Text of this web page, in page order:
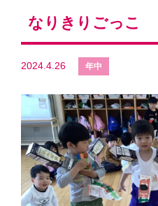
なりきりごっこ
2024.4.26